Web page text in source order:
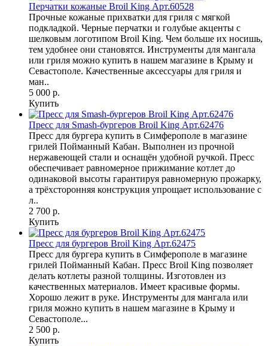
Перчатки кожаные Broil King Арт.60528
Прочные кожаные прихватки для гриля с мягкой
подкладкой. Черные перчатки и голубые акценты с
шелковым логотипом Broil King. Чем больше их носишь,
тем удобнее они становятся. Инструменты для мангала
или гриля можно купить в нашем магазине в Крыму и
Севастополе. Качественные аксессуары для гриля и
ман..
5 000 р.
Купить
Пресс для Smash-бургеров Broil King Арт.62476
Пресс для бургера купить в Симферополе в магазине
грилей Пойманный Кабан. Выполнен из прочной
нержавеющей стали и оснащён удобной ручкой. Пресс
обеспечивает равномерное прижимание котлет до
одинаковой высоты гарантируя равномерную прожарку,
а трёхсторонняя конструкция упрощает использование с
л..
2 700 р.
Купить
Пресс для бургеров Broil King Арт.62475
Пресс для бургера купить в Симферополе в магазине
грилей Пойманный Кабан. Пресс Broil King позволяет
делать котлеты разной толщины. Изготовлен из
качественных материалов. Имеет красивые формы.
Хорошо лежит в руке. Инструменты для мангала или
гриля можно купить в нашем магазине в Крыму и
Севастополе...
2 500 р.
Купить